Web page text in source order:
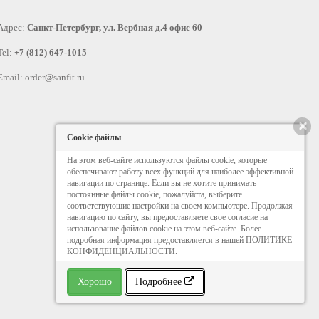
Санкт-Петербург, ул. Вербная д.4 офис 60
+7 (812) 647-1015
order@sanfit.ru
×
Cookie файлы
На этом веб-сайте используются файлы cookie, которые
обеспечивают работу всех функций для наиболее эффективной
навигации по странице. Если вы не хотите принимать
постоянные файлы cookie, пожалуйста, выберите
соответствующие настройки на своем компьютере. Продолжая
навигацию по сайту, вы предоставляете свое согласие на
использование файлов cookie на этом веб-сайте. Более
подробная информация предоставляется в нашей ПОЛИТИКЕ
КОНФИДЕНЦИАЛЬНОСТИ.
Хорошо Подробнее